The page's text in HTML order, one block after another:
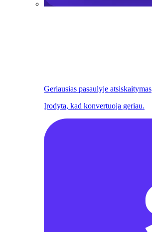
Geriausias pasaulyje atsiskaitymas
Įrodyta, kad konvertuoja geriau.